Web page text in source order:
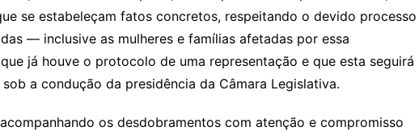
se estabeleçam fatos concretos, respeitando o devido processo
— inclusive as mulheres e famílias afetadas por essa
já houve o protocolo de uma representação e que esta seguirá
a condução da presidência da Câmara Legislativa.
os desdobramentos com atenção e compromisso